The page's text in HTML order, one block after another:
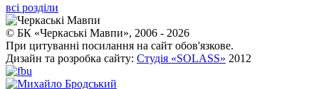
всі розділи
© БК «Черкаські Мавпи», 2006 - 2026
При цитуванні посилання на сайт обов'язкове.
Дизайн та розробка сайту: Студія «SOLASS» 2012